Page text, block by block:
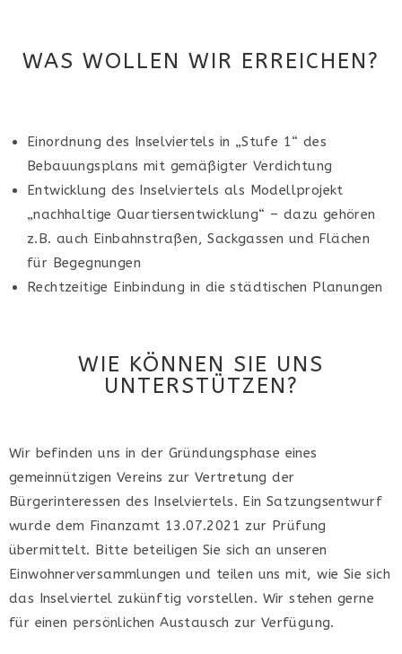
WAS WOLLEN WIR ERREICHEN?
Einordnung des Inselviertels in „Stufe 1“ des
Bebauungsplans mit gemäßigter Verdichtung
Entwicklung des Inselviertels als Modellprojekt
„nachhaltige Quartiersentwicklung“ – dazu gehören
z.B. auch Einbahnstraßen, Sackgassen und Flächen
für Begegnungen
Rechtzeitige Einbindung in die städtischen Planungen
WIE KÖNNEN SIE UNS
UNTERSTÜTZEN?
Wir befinden uns in der Gründungsphase eines
gemeinnützigen Vereins zur Vertretung der
Bürgerinteressen des Inselviertels. Ein Satzungsentwurf
wurde dem Finanzamt 13.07.2021 zur Prüfung
übermittelt. Bitte beteiligen Sie sich an unseren
Einwohnerversammlungen und teilen uns mit, wie Sie sich
das Inselviertel zukünftig vorstellen. Wir stehen gerne
für einen persönlichen Austausch zur Verfügung.